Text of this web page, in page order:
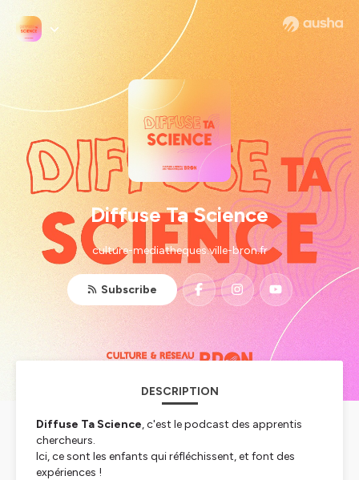
Diffuse Ta Science
culture-mediatheques.ville-bron.fr
Subscribe
DESCRIPTION
Diffuse Ta Science, c'est le podcast des apprentis
chercheurs.
Ici, ce sont les enfants qui réfléchissent, et font des
expériences !